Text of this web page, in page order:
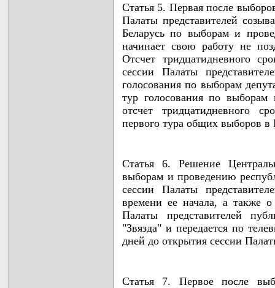
Статья 5. Первая после
Палаты представителей
Беларусь по выборам и
начинает свою работу не
Отсчет тридцатидневного
сессии Палаты
голосования по выборам
тур голосования по выборам
отсчет тридцатидневного
первого тура общих выборов в
Статья 6. Решение
выборам и проведению
сессии Палаты
времени ее начала, а также
Палаты представителей
"Звязда" и передается по
дней до открытия сессии
Статья 7. Первое после